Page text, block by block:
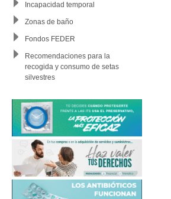
Incapacidad temporal
Zonas de baño
Fondos FEDER
Recomendaciones para la
recogida y consumo de setas
silvestres